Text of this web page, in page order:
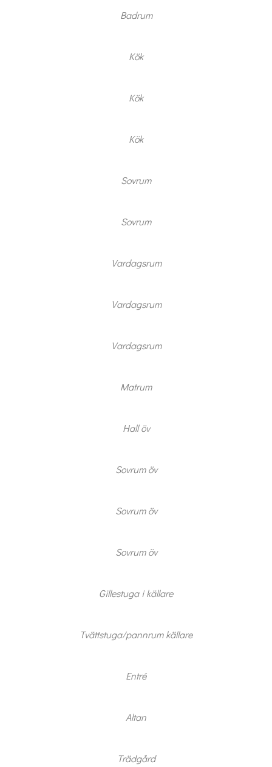
Badrum
Kök
Kök
Kök
Sovrum
Sovrum
Vardagsrum
Vardagsrum
Vardagsrum
Matrum
Hall öv
Sovrum öv
Sovrum öv
Sovrum öv
Gillestuga i källare
Tvättstuga/pannrum källare
Entré
Altan
Trädgård